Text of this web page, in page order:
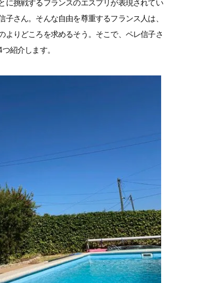
に挑戦するフランスのエスプリが表現されてい
さん。そんな自由を尊重するフランス人は、
よりどころを求めるそう。そこで、ペレ信子さ
紹介します。